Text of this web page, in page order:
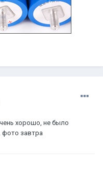
хорошо, не было
фото завтра